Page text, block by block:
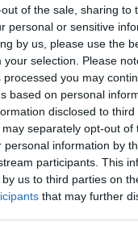
of the sale, sharing to
personal or sensitive
by us, please use the
your selection. Please
you may
based on personal
disclosed to
separately opt-out of
personal information by
participants. This
us to third parties on
that may further
a Parigi. Ma il
sulla Pista
contro
dal turno
stavamo
in campo 🔥